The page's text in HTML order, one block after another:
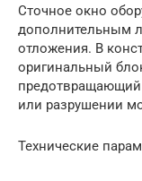
Сточное окно
дополнительным
отложения. В
оригинальный
или разрушении
Технические